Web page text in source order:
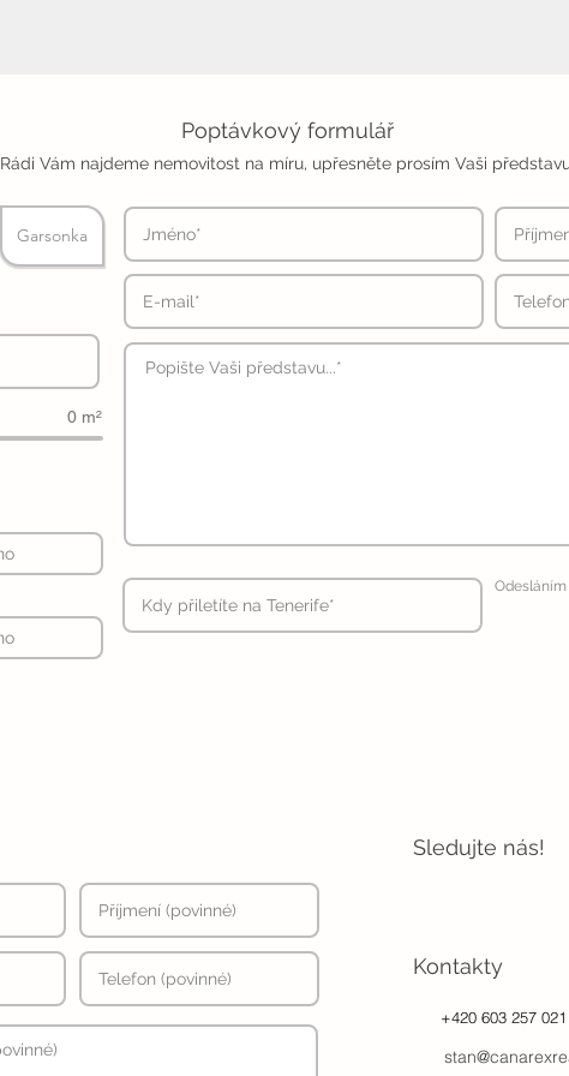
Poptávkový formulář
Rádi Vám najdeme nemovitost na míru, upřesněte prosím Vaši
Garsonka
0 m²
Sledujte nás!
Kontakty
+420 603 257 021